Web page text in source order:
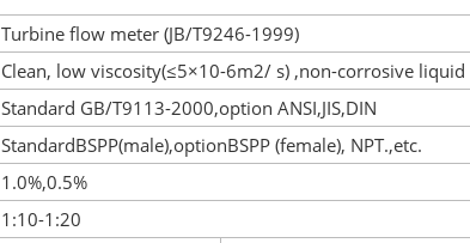
Turbine flow meter (JB/T9246-1999)
Clean, low viscosity(≤5×10-6m2/ s) ,non-corrosive liquid
Standard GB/T9113-2000,option ANSI,JIS,DIN
StandardBSPP(male),optionBSPP (female), NPT.,etc.
1.0%,0.5%
1:10-1:20